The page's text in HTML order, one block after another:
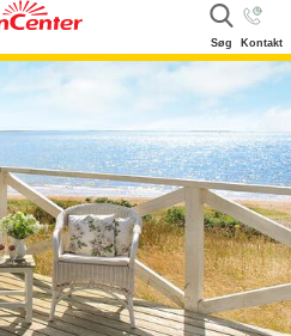
Søg Kontakt